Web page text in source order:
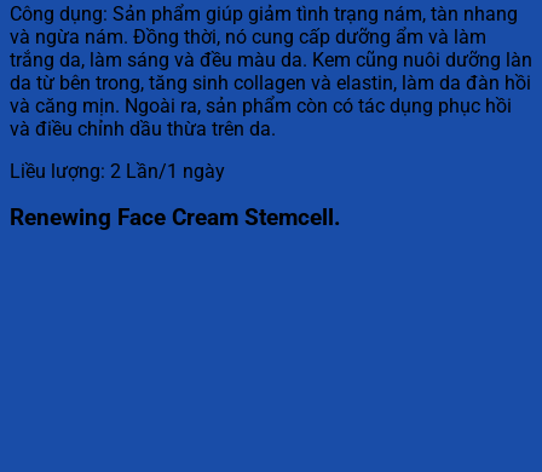
Công dụng: Sản phẩm giúp giảm tình trạng nám, tàn nhang
và ngừa nám. Đồng thời, nó cung cấp dưỡng ẩm và làm
trắng da, làm sáng và đều màu da. Kem cũng nuôi dưỡng làn
da từ bên trong, tăng sinh collagen và elastin, làm da đàn hồi
và căng mịn. Ngoài ra, sản phẩm còn có tác dụng phục hồi
và điều chỉnh dầu thừa trên da.
Liều lượng: 2 Lần/1 ngày
Renewing Face Cream Stemcell.